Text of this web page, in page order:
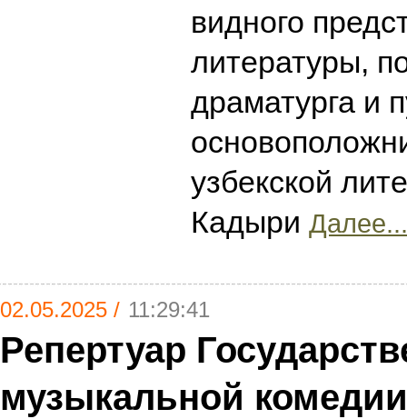
видного
литературы,
драматурга и
узбекской
Кадыри Далее...
02.05.2025 / 11:29:41
Репертуар
музыкальной